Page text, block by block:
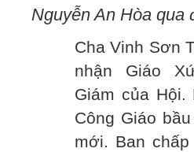
Nguyễn An Hòa qua
Cha Vinh Sơn
nhận Giáo
Giám của Hội.
Công Giáo
mới. Ban